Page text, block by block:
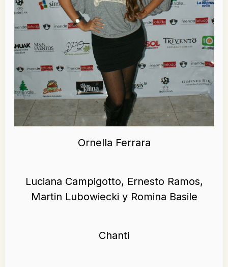
Ornella Ferrara
Luciana Campigotto, Ernesto Ramos,
Martin Lubowiecki y Romina Basile
Chanti